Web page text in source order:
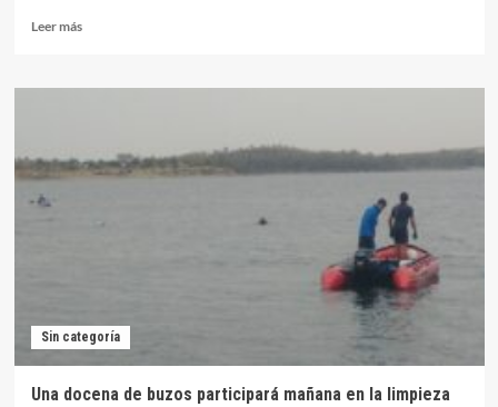
Leer másLeer
Presentada
jornada
inaugural
Sin categoría
Una docena de buzos participará mañana en la limpieza